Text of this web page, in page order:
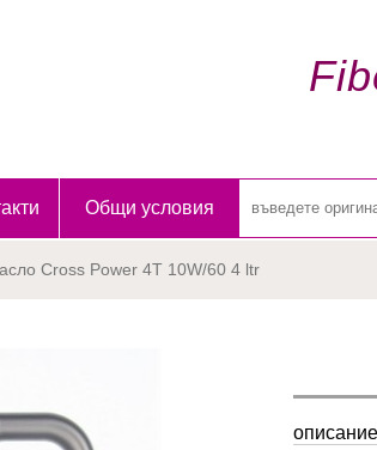
Общи условия
Cross Power 4T 10W/60 4 ltr
описание